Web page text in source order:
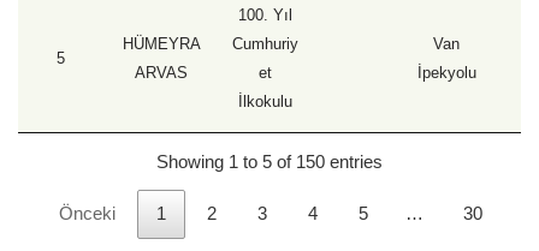
5
HÜMEYRA
ARVAS
100. Yıl
Cumhuriy
et
İlkokulu
Van
İpekyolu
Showing 1 to 5 of 150 entries
Önceki 1 2 3 4 5 … 30